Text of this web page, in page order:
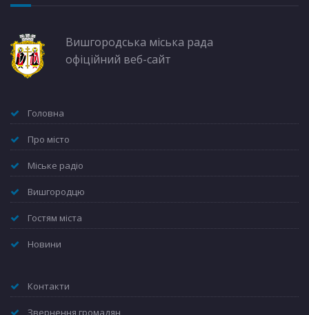
Вишгородська міська рада
офіційний веб-сайт
Головна
Про місто
Міське радіо
Вишгородцю
Гостям міста
Новини
Контакти
Звернення громадян